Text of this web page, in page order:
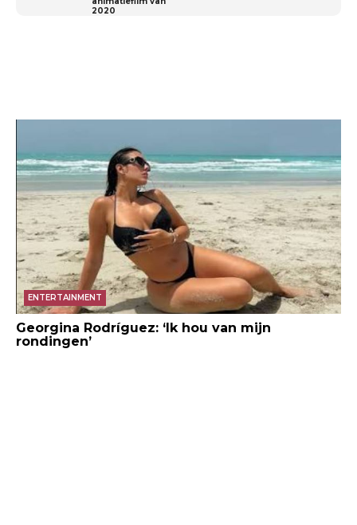
2020
ENTERTAINMENT
Georgina Rodríguez: ‘Ik hou van mijn
rondingen’